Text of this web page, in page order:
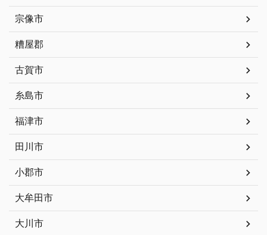
宗像市
糟屋郡
古賀市
糸島市
福津市
田川市
小郡市
大牟田市
大川市